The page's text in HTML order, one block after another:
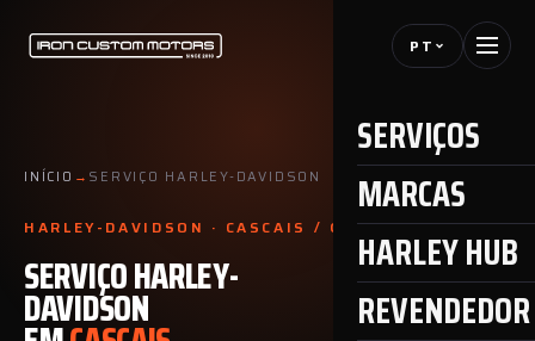
PT
SERVIÇOS
MARCAS
HARLEY HUB
INÍCIO → SERVIÇO HARLEY-DAVIDSON
HARLEY-DAVIDSON · CASCAIS / GRANDE LISBOA
SERVIÇO HARLEY-
DAVIDSON